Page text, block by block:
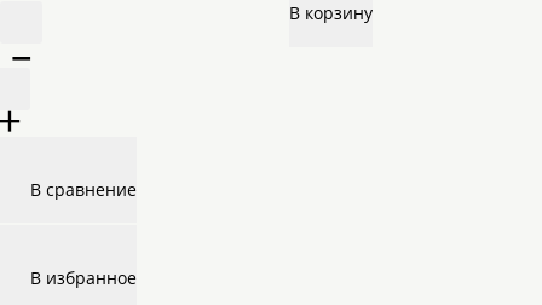
–
В корзину
В сравнение
В избранное